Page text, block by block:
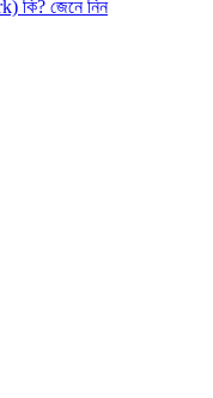
কি? জেনে নিন